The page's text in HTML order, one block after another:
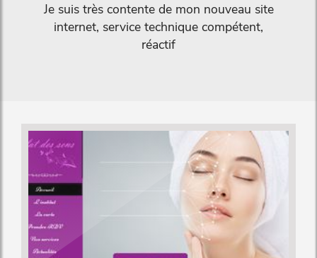
Je suis très contente de mon nouveau site
internet, service technique compétent,
réactif